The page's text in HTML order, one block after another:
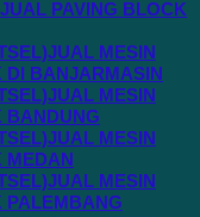
PAVING BLOCK
MESIN
DI BANJARMASIN
MESIN
BANDUNG
MESIN
MEDAN
MESIN
PALEMBANG